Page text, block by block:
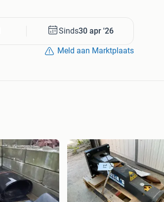
Sinds30 apr '26
Meld aan Marktplaats